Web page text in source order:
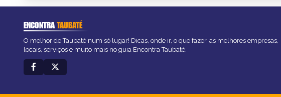
ENCONTRATAUBATÉ
O melhor de Taubaté num só lugar! Dicas, onde ir, o que fazer, as melhores empresas,
locais, serviços e muito mais no guia Encontra Taubaté.